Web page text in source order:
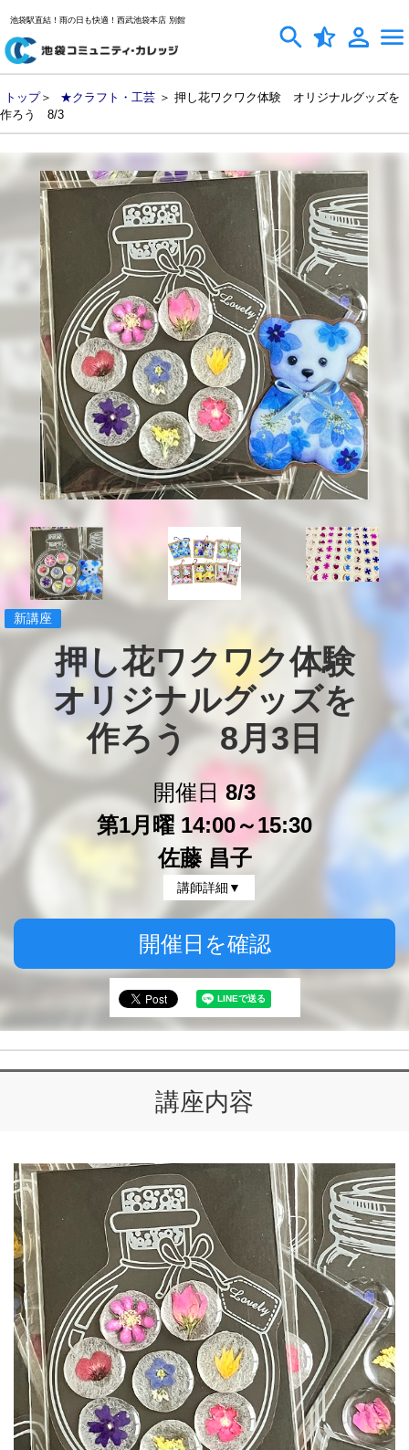
池袋駅直結！雨の日も快適！西武池袋本店 別館
トップ＞ ★クラフト・工芸 ＞ 押し花ワクワク体験 オリジナルグッズを
作ろう 8/3
新講座
押し花ワクワク体験
オリジナルグッズを
作ろう　8月3日
開催日8/3
第1月曜 14:00～15:30
佐藤 昌子
講師詳細▼
開催日を確認
講座内容